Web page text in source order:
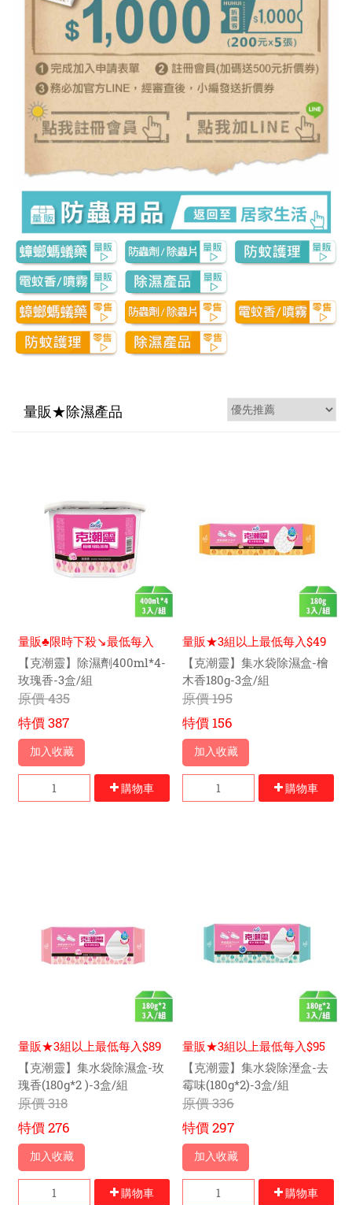
量販★除濕產品
量販♣限時下殺↘️最低每入
$122元
【克潮靈】除濕劑400ml*4-
玫瑰香-3盒/組
原價435
特價387
加入收藏
購物車
量販★3組以上最低每入$49
元【克潮靈】集水袋除濕盒-檜
木香180g-3盒/組
原價195
特價 156
加入收藏
購物車
量販★3組以上最低每入$89
元【克潮靈】集水袋除濕盒-玫
瑰香(180g*2 )-3盒/組
原價318
特價276
加入收藏
購物車
量販★3組以上最低每入$95
元【克潮靈】集⽔袋除溼盒-去
霉味(180g*2)-3盒/組
原價336
特價297
加入收藏
購物車